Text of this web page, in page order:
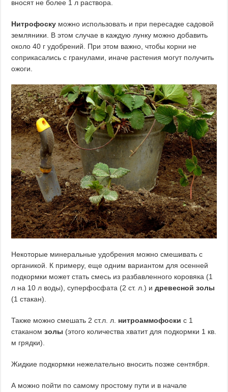
вносят не более 1 л раствора.
Нитрофоску можно использовать и при пересадке садовой
земляники. В этом случае в каждую лунку можно добавить
около 40 г удобрений. При этом важно, чтобы корни не
соприкасались с гранулами, иначе растения могут получить
ожоги.
Некоторые минеральные удобрения можно смешивать с
органикой. К примеру, еще одним вариантом для осенней
подкормки может стать смесь из разбавленного коровяка (1
л на 10 л воды), суперфосфата (2 ст. л.) идревесной золы
(1 стакан).
Также можно смешать 2 ст.л. л. нитроаммофоски с 1
стаканомзолы (этого количества хватит для подкормки 1 кв.
м грядки).
Жидкие подкормки нежелательно вносить позже сентября.
А можно пойти по самому простому пути и в начале